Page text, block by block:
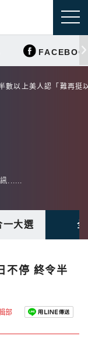
數以上美人認「難再挺
......
大選
不停 終令半
部